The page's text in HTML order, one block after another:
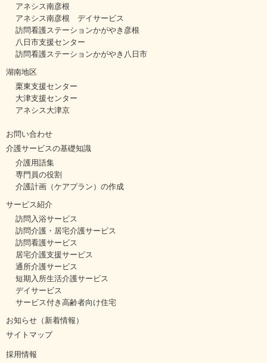
アネシス南彦根
アネシス南彦根 デイサービス
訪問看護ステーションかがやき彦根
八日市支援センター
訪問看護ステーションかがやき八日市
湖南地区
栗東支援センター
大津支援センター
アネシス大津京
お問い合わせ
介護サービスの基礎知識
介護用語集
専門員の役割
介護計画（ケアプラン）の作成
サービス紹介
訪問入浴サービス
訪問介護・居宅介護サービス
訪問看護サービス
居宅介護支援サービス
通所介護サービス
短期入所生活介護サービス
デイサービス
サービス付き高齢者向け住宅
お知らせ（新着情報）
サイトマップ
採用情報